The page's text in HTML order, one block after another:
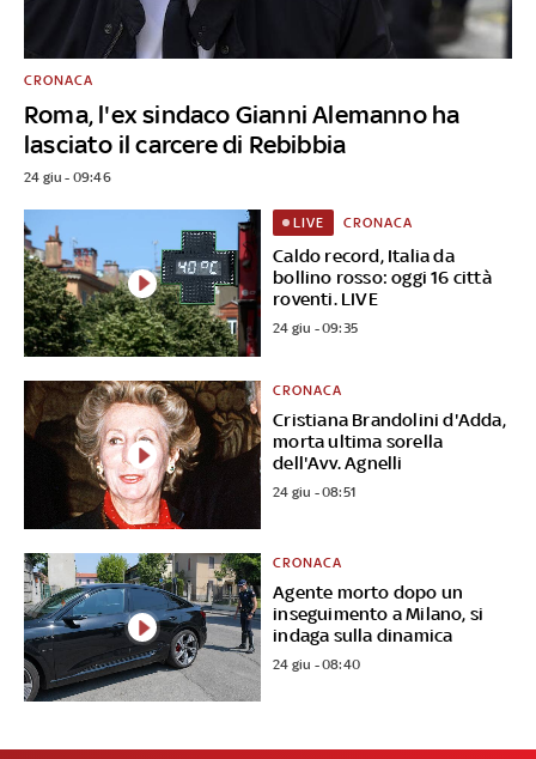
Roma, l'ex sindaco Gianni Alemanno ha
lasciato il carcere di Rebibbia
CRONACA
24 giu - 09:46
Caldo record, Italia da
bollino rosso: oggi 16 città
roventi. LIVE
LIVE CRONACA
24 giu - 09:35
Cristiana Brandolini d'Adda,
morta ultima sorella
dell'Avv. Agnelli
CRONACA
24 giu - 08:51
Agente morto dopo un
inseguimento a Milano, si
indaga sulla dinamica
CRONACA
24 giu - 08:40